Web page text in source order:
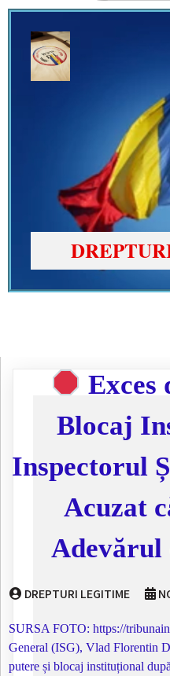
Exces
Blocaj
Inspectorul
Acuzat
Adevărul
DREPTURI LEGITIME
SURSA FOTO: https://
General (ISG), Vlad Florentin
putere și blocaj instituțional